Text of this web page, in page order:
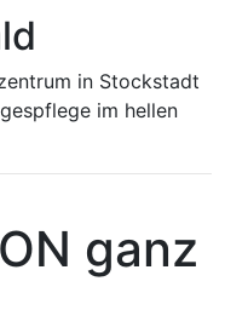
in Stockstadt
im hellen
ganz